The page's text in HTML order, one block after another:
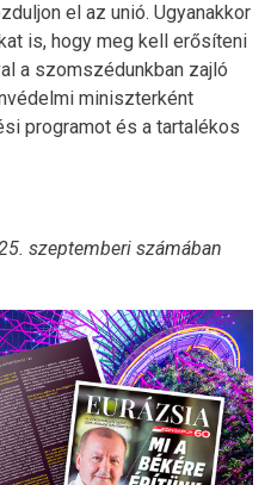
el az unió. Ugyanakkor
is, hogy meg kell erősíteni
a szomszédunkban zajló
miniszterként
programot és a tartalékos
szeptemberi számában